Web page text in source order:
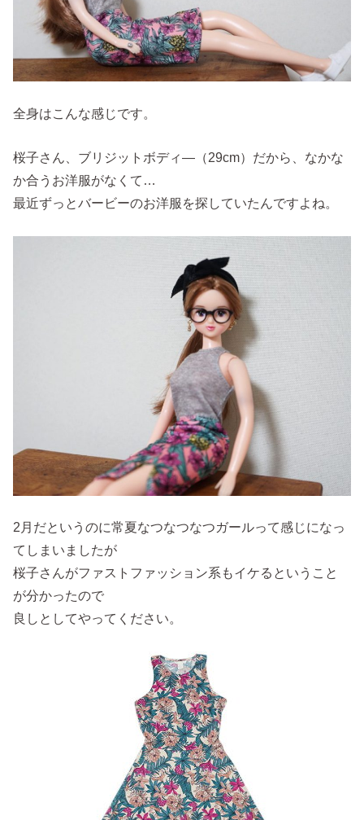
全身はこんな感じです。
桜子さん、ブリジットボディ―（29cm）だから、なかな
か合うお洋服がなくて…
最近ずっとバービーのお洋服を探していたんですよね。
2月だというのに常夏なつなつなつガールって感じになっ
てしまいましたが
桜子さんがファストファッション系もイケるということ
が分かったので
良しとしてやってください。